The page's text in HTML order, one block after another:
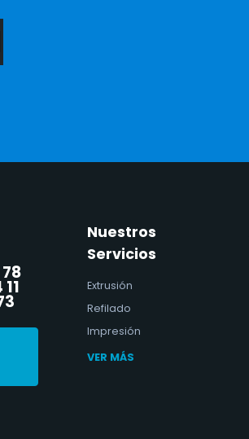
Nuestros
Servicios
Extrusión
Refilado
Impresión
VER MÁS